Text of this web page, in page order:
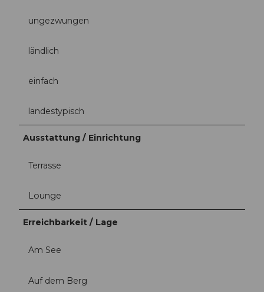
ungezwungen
ländlich
einfach
landestypisch
Ausstattung / Einrichtung
Terrasse
Lounge
Erreichbarkeit / Lage
Am See
Auf dem Berg